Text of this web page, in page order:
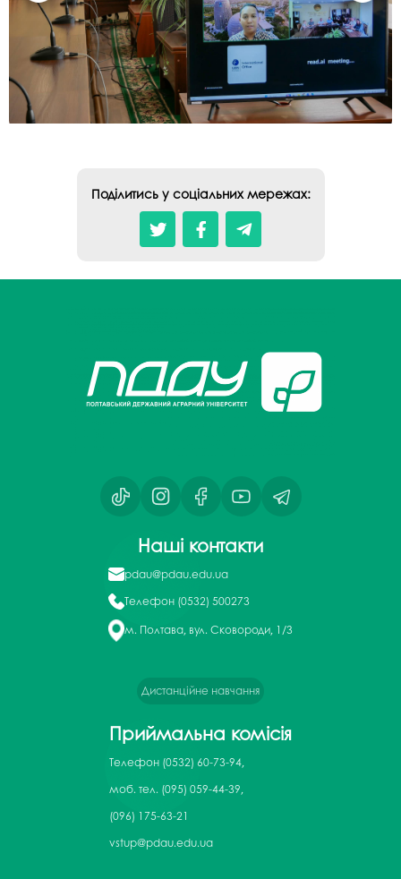
Поділитись у соціальних мережах:
Наші контакти
pdau@pdau.edu.ua
Телефон (0532) 500273
м. Полтава, вул. Сковороди, 1/3
Дистанційне навчання
Приймальна комісія
Телефон (0532) 60-73-94,
моб. тел. (095) 059-44-39,
(096) 175-63-21
vstup@pdau.edu.ua